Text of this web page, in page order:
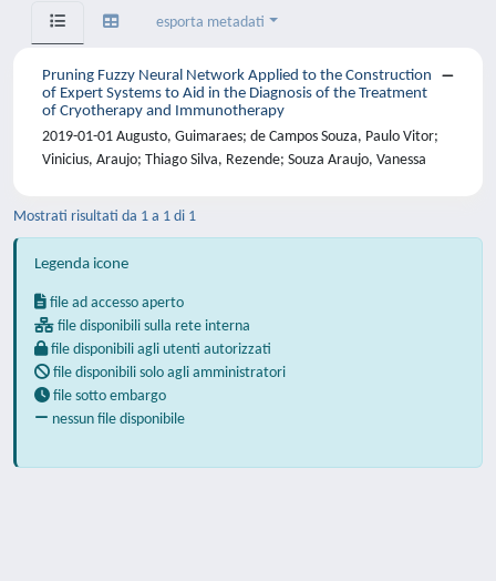
esporta metadati
Pruning Fuzzy Neural Network Applied to the Construction
of Expert Systems to Aid in the Diagnosis of the Treatment
of Cryotherapy and Immunotherapy
2019-01-01 Augusto, Guimaraes; de Campos Souza, Paulo Vitor;
Vinicius, Araujo; Thiago Silva, Rezende; Souza Araujo, Vanessa
Mostrati risultati da 1 a 1 di 1
Legenda icone
file ad accesso aperto
file disponibili sulla rete interna
file disponibili agli utenti autorizzati
file disponibili solo agli amministratori
file sotto embargo
nessun file disponibile